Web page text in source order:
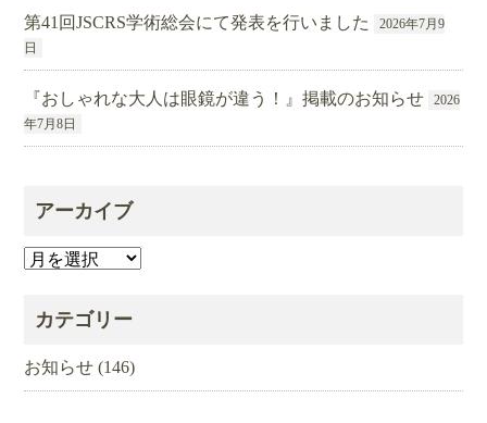
第41回JSCRS学術総会にて発表を行いました
2026年7月9
日
『おしゃれな大人は眼鏡が違う！』掲載のお知らせ
2026
年7月8日
アーカイブ
ア
カ
ブ
カテゴリー
お知らせ (146)